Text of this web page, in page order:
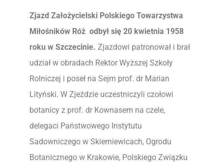
Zjazd Założycielski Polskiego Towarzystwa
Miłośników Róż odbył się 20 kwietnia 1958
roku w Szczecinie. Zjazdowi patronował i brał
udział w obradach Rektor Wyższej Szkoły
Rolniczej i poseł na Sejm prof. dr Marian
Lityński. W Zjeździe uczestniczyli czołowi
botanicy z prof. dr Kownasem na czele,
delegaci Państwowego Instytutu
Sadowniczego w Skierniewicach, Ogrodu
Botanicznego w Krakowie, Polskiego Związku